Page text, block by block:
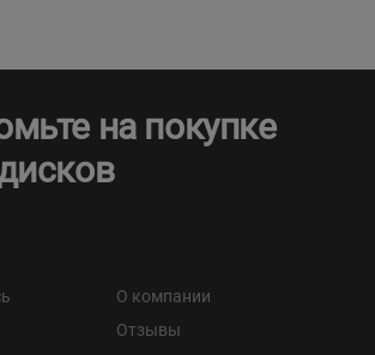
на покупке
О компании
Отзывы